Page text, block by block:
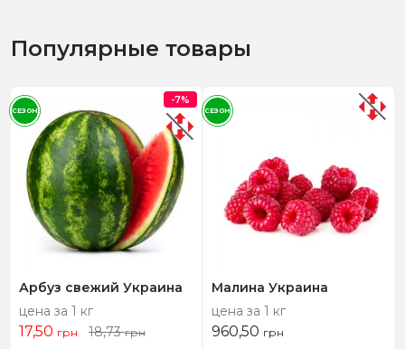
Популярные товары
Арбуз свежий Украина
цена за 1 кг
17,50 грн 18,73грн
-7%
СЕЗОН
Малина Украина
цена за 1 кг
960,50 грн
СЕЗОН